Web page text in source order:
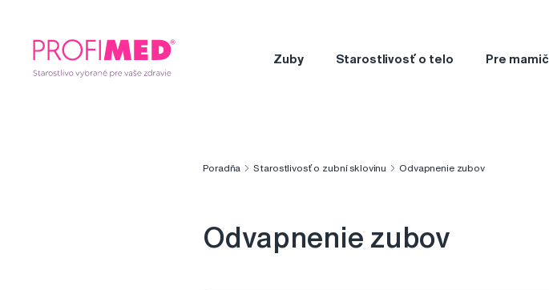
Zuby Starostlivosť o telo Pre
Poradňa Starostlivosť o zubní sklovinu Odvapnenie zubov
Odvapnenie zubov